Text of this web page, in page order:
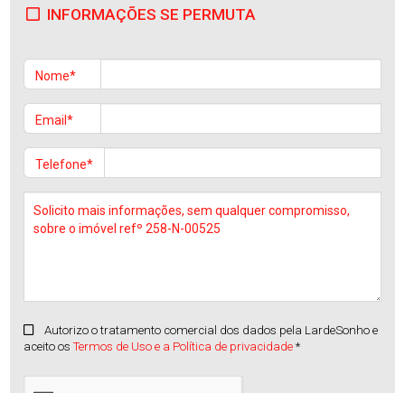
INFORMAÇÕES SE PERMUTA
Nome*
Email*
Telefone*
Autorizo o tratamento comercial dos dados pela LardeSonho e
aceito os Termos de Uso e a Política de privacidade *